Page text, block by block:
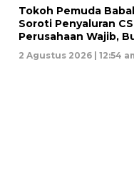
Tokoh Pemuda
Soroti Penyaluran
Perusahaan Wajib,
2 Agustus 2026 | 12:54